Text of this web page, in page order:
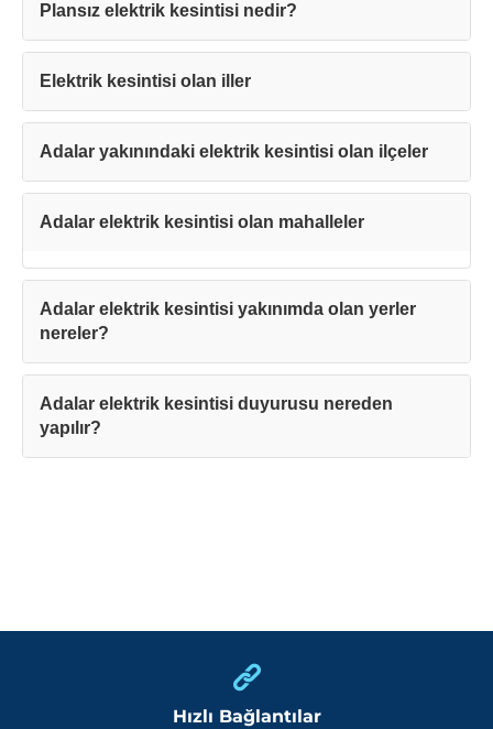
Plansız elektrik kesintisi nedir?
Elektrik kesintisi olan iller
Adalar yakınındaki elektrik kesintisi olan ilçeler
Adalar elektrik kesintisi olan mahalleler
Adalar elektrik kesintisi yakınımda olan yerler
nereler?
Adalar elektrik kesintisi duyurusu nereden
yapılır?
Hızlı Bağlantılar
sürede sizinle iletişime geçilecektir.
Kapat